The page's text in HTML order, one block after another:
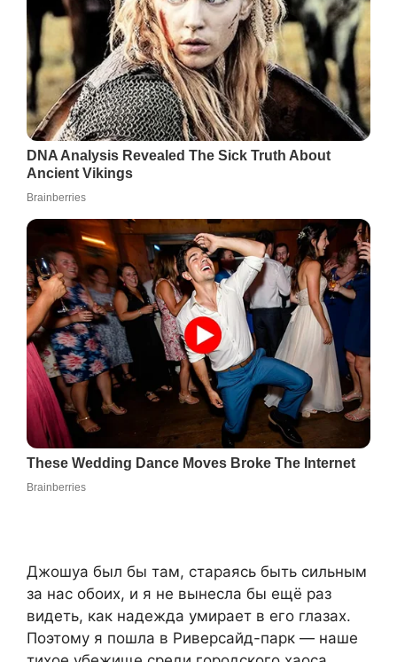
Джошуа был бы там, стараясь быть сильным
за нас обоих, и я не вынесла бы ещё раз
видеть, как надежда умирает в его глазах.
Поэтому я пошла в Риверсайд-парк — наше